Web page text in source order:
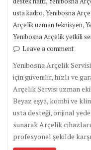
usta kadro,Yenibosna
Arçelik uzman teknisyen,
Yenibosna Arçelik yetkili
Leave a comment
Yenibosna Arçelik
için güvenilir, hızlı ve
Arçelik Servisi uzman
Beyaz eşya, kombi ve
usta desteği, orijinal
sunarak Arçelik
profesyonel şekilde